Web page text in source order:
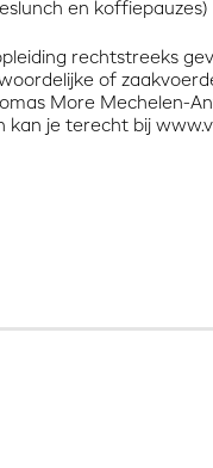
en koffiepauzes)
rechtstreeks
of
More Mechelen-
kan je terecht bij